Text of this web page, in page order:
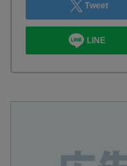
Tweet
LINE